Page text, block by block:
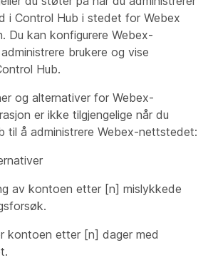
i Control Hub i stedet for Webex
Du kan konfigurere Webex-
brukere og vise
Hub.
og alternativer for Webex-
er ikke tilgjengelige når du
til å administrere Webex-nettstedet:
av kontoen etter [n] mislykkede
kontoen etter [n] dager med